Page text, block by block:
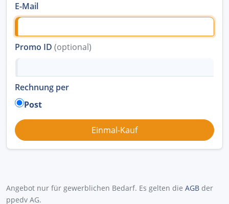
E-Mail
Promo ID (optional)
Rechnung per
Post
Angebot nur für gewerblichen Bedarf. Es gelten die AGB der
ppedv AG.